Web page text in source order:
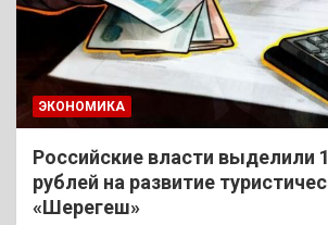
ЭКОНОМИКА
Российские власти выделили
рублей на развитие
«Шерегеш»